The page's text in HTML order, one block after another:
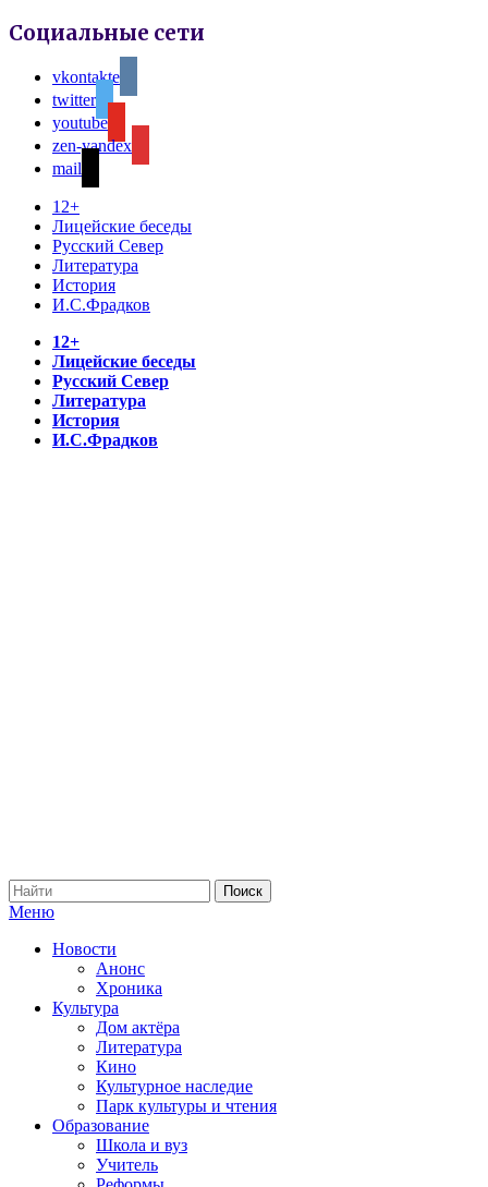
Социальные сети
vkontakte
twitter
youtube
zen-yandex
mail
12+
Лицейские беседы
Русский Север
Литература
История
И.С.Фрадков
12+
Лицейские беседы
Русский Север
Литература
История
И.С.Фрадков
Меню
Новости
Анонс
Хроника
Культура
Дом актёра
Литература
Кино
Культурное наследие
Парк культуры и чтения
Образование
Школа и вуз
Учитель